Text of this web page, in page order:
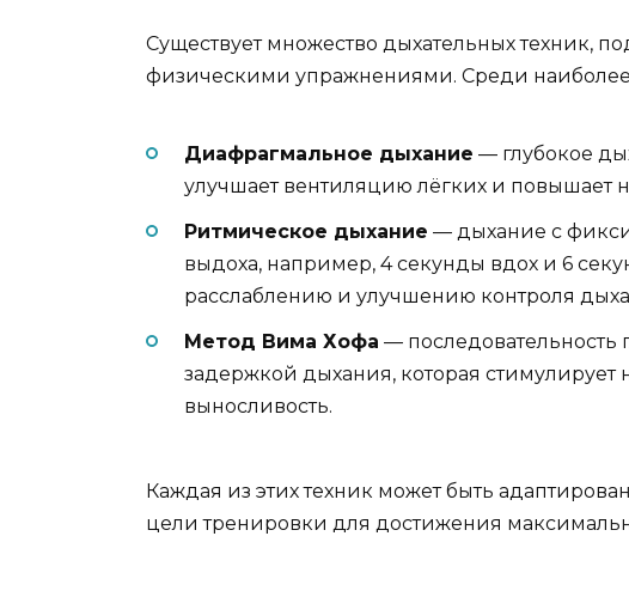
Существует множество дыхательных техник,
физическими упражнениями. Среди
Диафрагмальное дыхание — глубокое
улучшает вентиляцию лёгких и
Ритмическое дыхание — дыхание с
выдоха, например, 4 секунды вдох и 6
расслаблению и улучшению контроля
Метод Вима Хофа — последовательность
задержкой дыхания, которая
выносливость.
Каждая из этих техник может быть
цели тренировки для достижения